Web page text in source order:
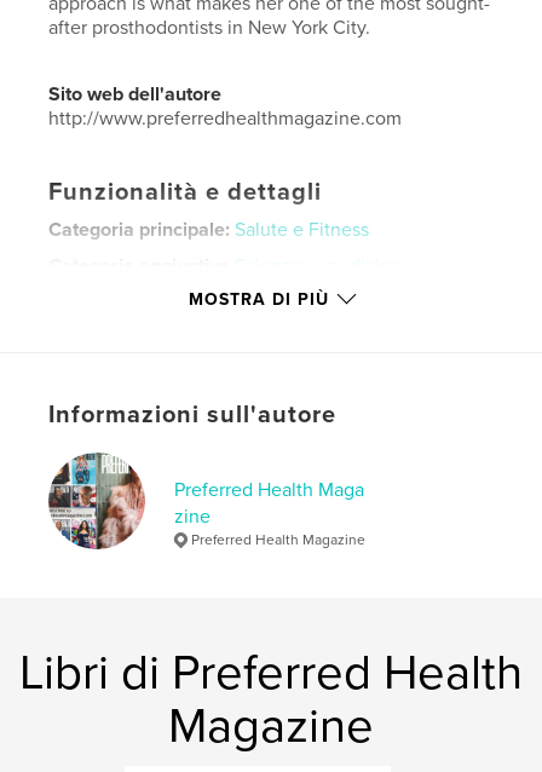
after prosthodontists in New York City.
Sito web dell'autore
http://www.preferredhealthmagazine.com
Funzionalità e dettagli
Categoria principale: Salute e Fitness
Scienze e medicina
LinguaEnglish
Parole chiave
Health , PHM , Preferred Health Magazine
MOSTRA DI PIÙ
Informazioni sull'autore
Preferred Health Maga
zine
Preferred Health Magazine
Libri di Preferred Health
Magazine